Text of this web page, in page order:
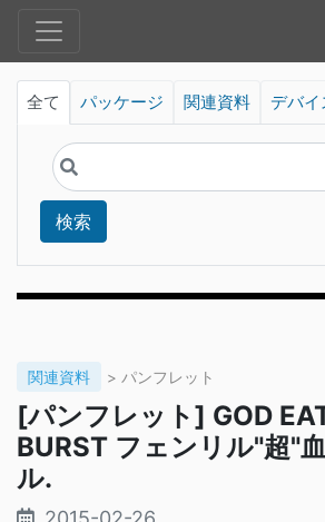
全て パッケージ 関連資料 デバイ
検索
関連資料 > パンフレット
[パンフレット] GOD
BURST フェンリル"超"
ル.